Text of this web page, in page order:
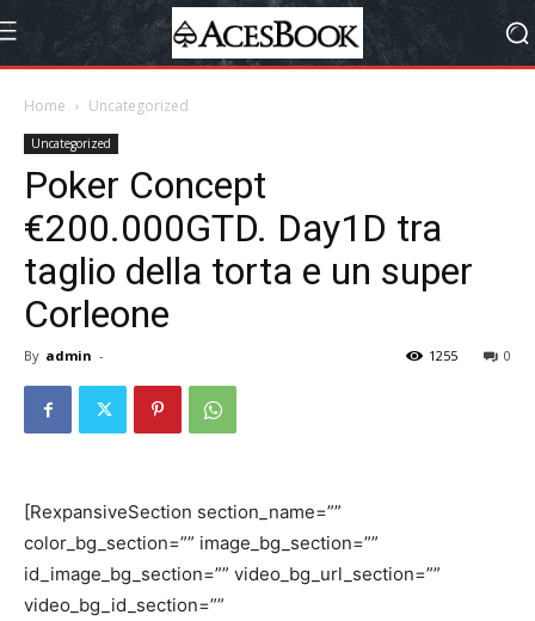
Home Uncategorized
Uncategorized
Poker Concept
€200.000GTD. Day1D tra
taglio della torta e un super
Corleone
By admin - 0
1255
[RexpansiveSection section_name=””
color_bg_section=”” image_bg_section=””
id_image_bg_section=”” video_bg_url_section=””
video_bg_id_section=””